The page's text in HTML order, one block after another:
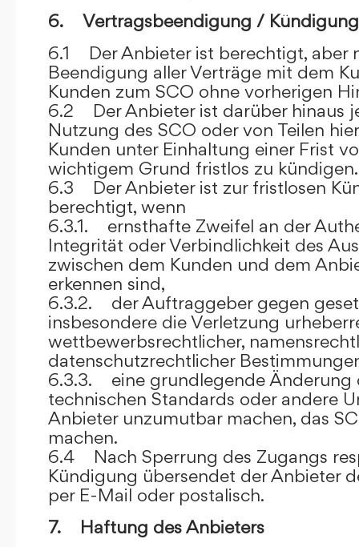
6. Vertragsbeendigung / Kündigung
6.1 Der Anbieter ist berechtigt, aber
Beendigung aller Verträge mit dem
Kunden zum SCO ohne vorherigen
6.2 Der Anbieter ist darüber hinaus
Nutzung des SCO oder von Teilen
Kunden unter Einhaltung einer Frist
wichtigem Grund fristlos zu kündigen.
6.3 Der Anbieter ist zur fristlosen
berechtigt, wenn
6.3.1. ernsthafte Zweifel an der
Integrität oder Verbindlichkeit des
zwischen dem Kunden und dem
erkennen sind,
6.3.2. der Auftraggeber gegen
insbesondere die Verletzung
wettbewerbsrechtlicher,
datenschutzrechtlicher
6.3.3. eine grundlegende Änderung
technischen Standards oder andere
Anbieter unzumutbar machen, das
machen.
6.4 Nach Sperrung des Zugangs
Kündigung übersendet der Anbieter
per E-Mail oder postalisch.
7. Haftung des Anbieters